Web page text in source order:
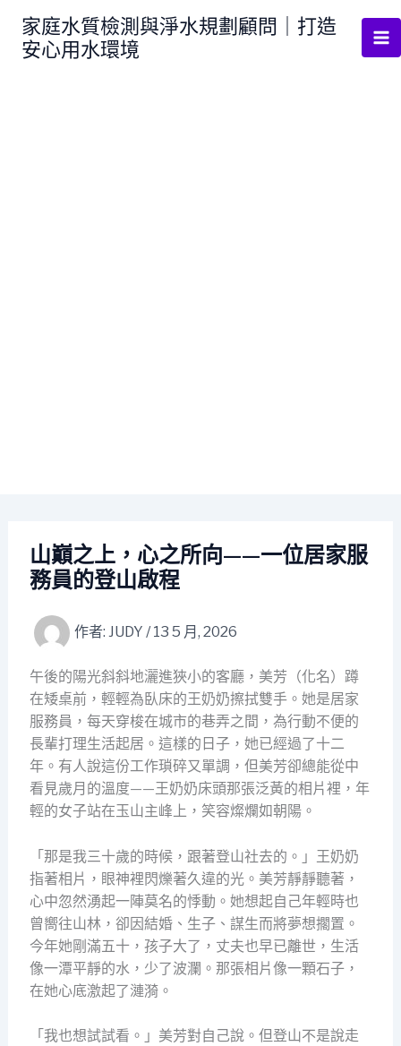
家庭水質檢測與淨水規劃顧問｜打造
安心用水環境
山巔之上，心之所向——一位居家服
務員的登山啟程
作者: JUDY /13 5 月, 2026
午後的陽光斜斜地灑進狹小的客廳，美芳（化名）蹲
在矮桌前，輕輕為臥床的王奶奶擦拭雙手。她是居家
服務員，每天穿梭在城市的巷弄之間，為行動不便的
長輩打理生活起居。這樣的日子，她已經過了十二
年。有人說這份工作瑣碎又單調，但美芳卻總能從中
看見歲月的溫度——王奶奶床頭那張泛黃的相片裡，年
輕的女子站在玉山主峰上，笑容燦爛如朝陽。
「那是我三十歲的時候，跟著登山社去的。」王奶奶
指著相片，眼神裡閃爍著久違的光。美芳靜靜聽著，
心中忽然湧起一陣莫名的悸動。她想起自己年輕時也
曾嚮往山林，卻因結婚、生子、謀生而將夢想擱置。
今年她剛滿五十，孩子大了，丈夫也早已離世，生活
像一潭平靜的水，少了波瀾。那張相片像一顆石子，
在她心底激起了漣漪。
「我也想試試看。」美芳對自己說。但登山不是說走